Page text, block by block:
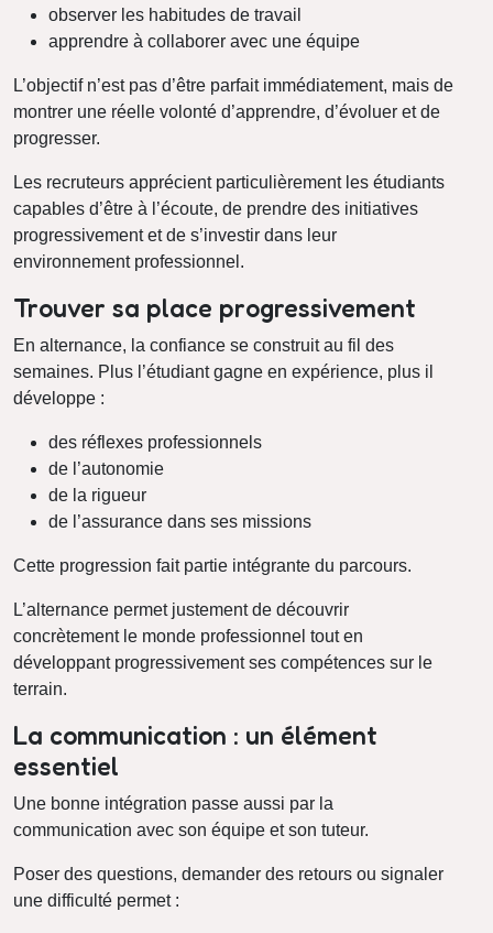
observer les habitudes de travail
apprendre à collaborer avec une équipe
L’objectif n’est pas d’être parfait immédiatement, mais de
montrer une réelle volonté d’apprendre, d’évoluer et de
progresser.
Les recruteurs apprécient particulièrement les étudiants
capables d’être à l’écoute, de prendre des initiatives
progressivement et de s’investir dans leur
environnement professionnel.
Trouver sa place progressivement
En alternance, la confiance se construit au fil des
semaines. Plus l’étudiant gagne en expérience, plus il
développe :
des réflexes professionnels
de l’autonomie
de la rigueur
de l’assurance dans ses missions
Cette progression fait partie intégrante du parcours.
L’alternance permet justement de découvrir
concrètement le monde professionnel tout en
développant progressivement ses compétences sur le
terrain.
La communication : un élément
essentiel
Une bonne intégration passe aussi par la
communication avec son équipe et son tuteur.
Poser des questions, demander des retours ou signaler
une difficulté permet :